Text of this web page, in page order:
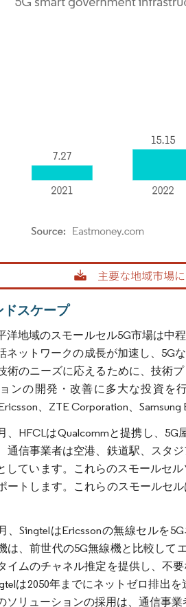
Intelligence。再利用にはCC BY 4.0の表示が必
ドスケープ
洋地域のスモールセル5G市場は中
ネットワークの成長が加速し、5G
術のニーズに応えるために、技術
ンの開発・改善に多大な投資を
、ZTE Corporation、
、HFCLはQualcommと提携し、
通信事業者は空港、鉄道駅、スタ
しています。これらのスモールセ
ートします。これらのスモールセ
、SingtelはEricssonの無線セルを
は、前世代の5G無線機と比較して
イムのチャネル推定を提供し、不
は2050年までにネットゼロ排出
ソリューションの採用は、通信事